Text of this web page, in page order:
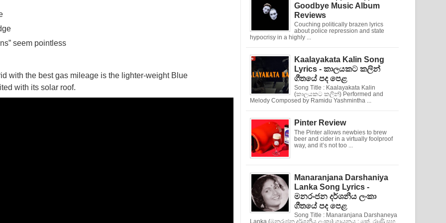
පද පෙළ
seem pointless
with the best gas mileage is the lighter-weight Blue
with its solar roof.
Goodbye Music Album
Reviews
Couching politically brazen lyrics
about police repression and state
hypocrisy in a highly ...
Kaalayakata Kalin Song
Lyrics - කාලයකට කලින්
ගීතයේ පද පෙළ
Song Title : Kaalayakata Kalin
(කාලයකට කලින්) Performed and
Melody Composed by Ramidu Yashmintha ...
Pinter Review
The Pinter allows newbies to brew
beer and cider in a virtually foolproof
way, and it’s not too ...
Manaranjana Darshaniya
Lanka Song Lyrics -
මනරංජන දර්ශනීය ලංකා
ගීතයේ පද පෙළ
Song Title : Manaranjana Darshaneya
Lanka (මනරංජන දර්ශනීය ලංකා) ගායනය : කේ. රාණි සහ